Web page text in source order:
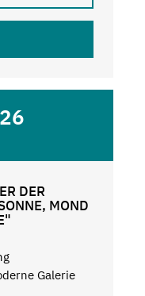
DER
MOND
Galerie